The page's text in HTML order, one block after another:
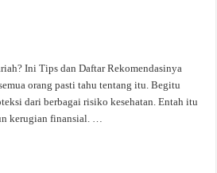
Ini Tips dan Daftar Rekomendasinya
orang pasti tahu tentang itu. Begitu
dari berbagai risiko kesehatan. Entah itu
kerugian finansial. …